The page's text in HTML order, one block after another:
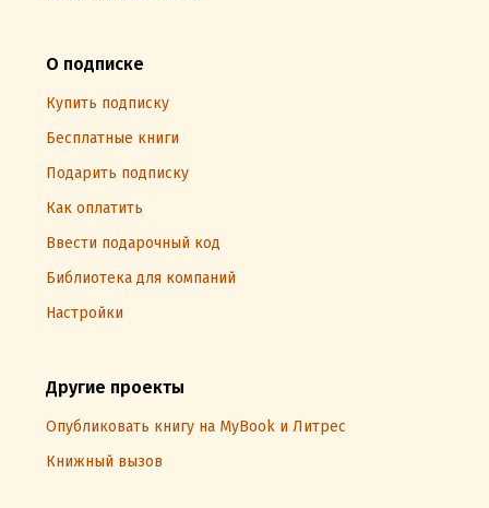
О подписке
Купить подписку
Бесплатные книги
Подарить подписку
Как оплатить
Ввести подарочный код
Библиотека для компаний
Настройки
Другие проекты
Опубликовать книгу на MyBook и Литрес
Книжный вызов